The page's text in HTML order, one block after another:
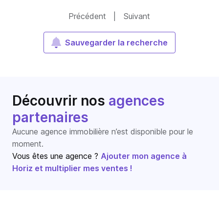
Précédent Suivant
Sauvegarder la recherche
Découvrir nos agences
partenaires
Aucune agence immobilière n’est disponible pour le
moment.
Vous êtes une agence ? Ajouter mon agence à
Horiz et multiplier mes ventes !